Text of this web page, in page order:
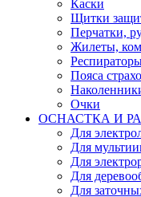
Каски
Щитки
Перчатки,
Жилеты,
Пояса
Очки
ОСНАСТКА И
Для
Для
Для
Для
Для